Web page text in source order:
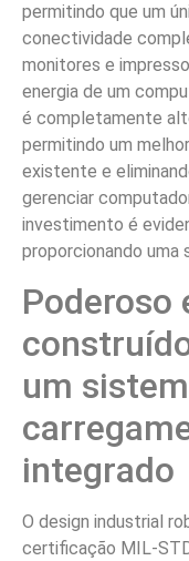
permitindo que um
conectividade
monitores e
energia de um
é completamente
permitindo um
existente e
gerenciar
investimento é
proporcionando uma
Poderoso
um
integrado
O design industrial
certificação MIL-